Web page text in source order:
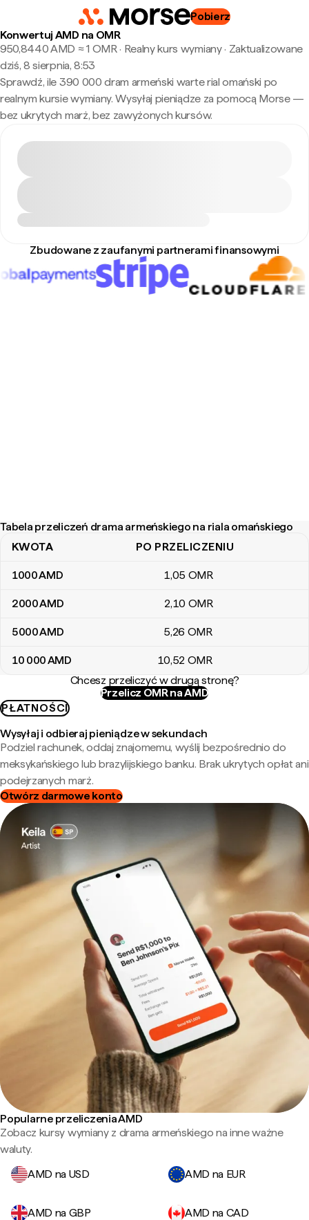
Pobierz
Konwertuj AMD na OMR
950,8440 AMD ≈ 1 OMR · Realny kurs wymiany· Zaktualizowane
dziś, 8 sierpnia, 8:53
Sprawdź, ile 390 000 dram armeński warte rial omański po
realnym kursie wymiany. Wysyłaj pieniądze za pomocą Morse —
bez ukrytych marż, bez zawyżonych kursów.
Zbudowane z zaufanymi partnerami finansowymi
Tabela przeliczeń drama armeńskiego na riala omańskiego
Tabela przeliczeń drama armeńskiego na riala omańskiego
KWOTA PO PRZELICZENIU
1000AMD 1,05 OMR
2000AMD 2,10 OMR
5000AMD 5,26 OMR
10 000AMD 10,52 OMR
Chcesz przeliczyć w drugą stronę?
Przelicz OMR na AMD
PŁATNOŚCI
Wysyłaj i odbieraj pieniądze w sekundach
Podziel rachunek, oddaj znajomemu, wyślij bezpośrednio do
meksykańskiego lub brazylijskiego banku. Brak ukrytych opłat ani
podejrzanych marż.
Otwórz darmowe konto
Popularne przeliczenia AMD
Zobacz kursy wymiany z drama armeńskiego na inne ważne
waluty.
AMD na USD
AMD na EUR
AMD na GBP AMD na CAD